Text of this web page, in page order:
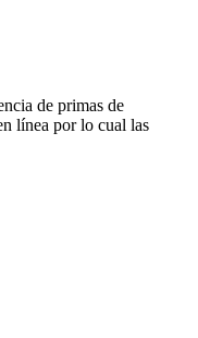
de primas de
línea por lo cual las